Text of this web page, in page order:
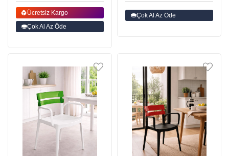
Ücretsiz Kargo
Çok Al Az Öde
Çok Al Az Öde